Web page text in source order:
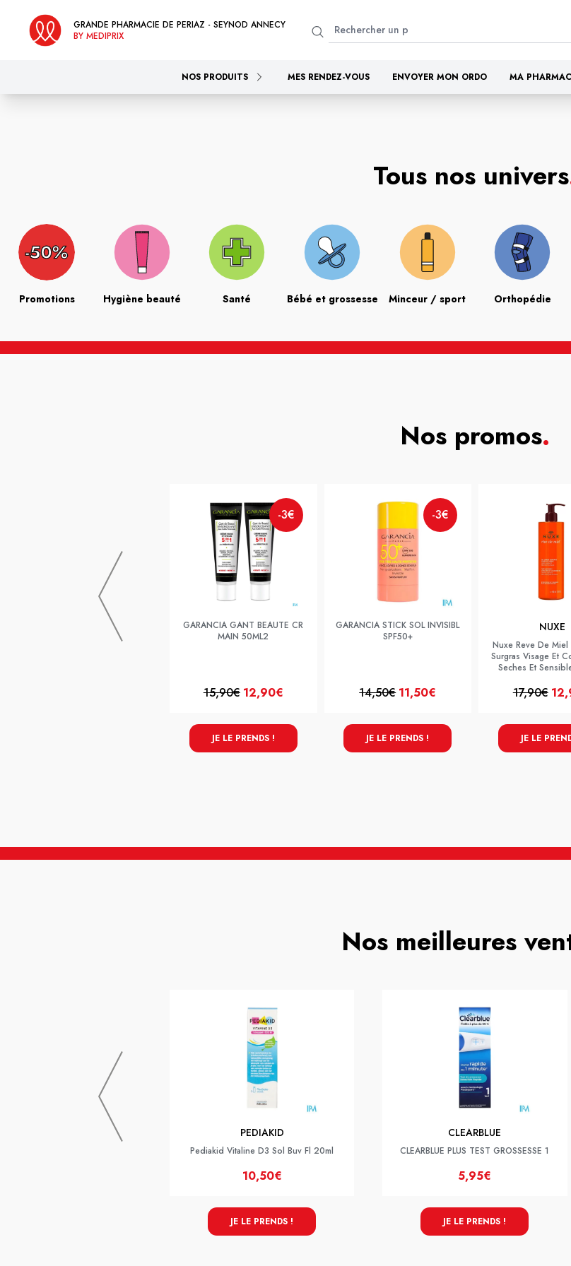
GRANDE PHARMACIE DE PERIAZ - SEYNOD ANNECY
BY MEDIPRIX
NOS PRODUITS MES RENDEZ-VOUS ENVOYER MON ORDO MA
Tous nos univers
Promotions Hygiène beauté Santé Bébé et grossesse Minceur / sport Orthopédie
Nos promos.
-3€
GARANCIA GANT BEAUTE CR
MAIN 50ML2
15,90€ 12,90€
JE LE PRENDS !
-3€
GARANCIA STICK SOL INVISIBL
SPF50+
14,50€ 11,50€
JE LE PRENDS !
NUXE
Nuxe Reve De Miel
Surgras Visage Et
Seches Et
17,90€
JE LE
Nos meilleures
PEDIAKID
Pediakid Vitaline D3 Sol Buv Fl 20ml
10,50€
JE LE PRENDS !
CLEARBLUE
CLEARBLUE PLUS TEST GROSSESSE 1
5,95€
JE LE PRENDS !